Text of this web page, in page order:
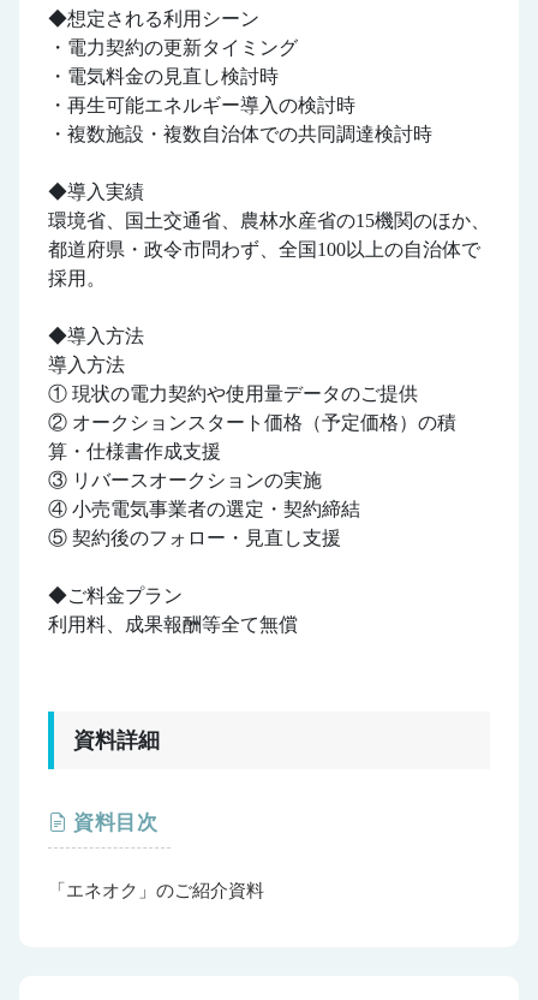
◆想定される利用シーン
・電力契約の更新タイミング
・電気料金の見直し検討時
・再生可能エネルギー導入の検討時
・複数施設・複数自治体での共同調達検討時
◆導入実績
環境省、国土交通省、農林水産省の15機関のほか、
都道府県・政令市問わず、全国100以上の自治体で
採用。
◆導入方法
導入方法
① 現状の電力契約や使用量データのご提供
② オークションスタート価格（予定価格）の積
算・仕様書作成支援
③ リバースオークションの実施
④ 小売電気事業者の選定・契約締結
⑤ 契約後のフォロー・見直し支援
◆ご料金プラン
利用料、成果報酬等全て無償
資料詳細
資料目次
「エネオク」のご紹介資料